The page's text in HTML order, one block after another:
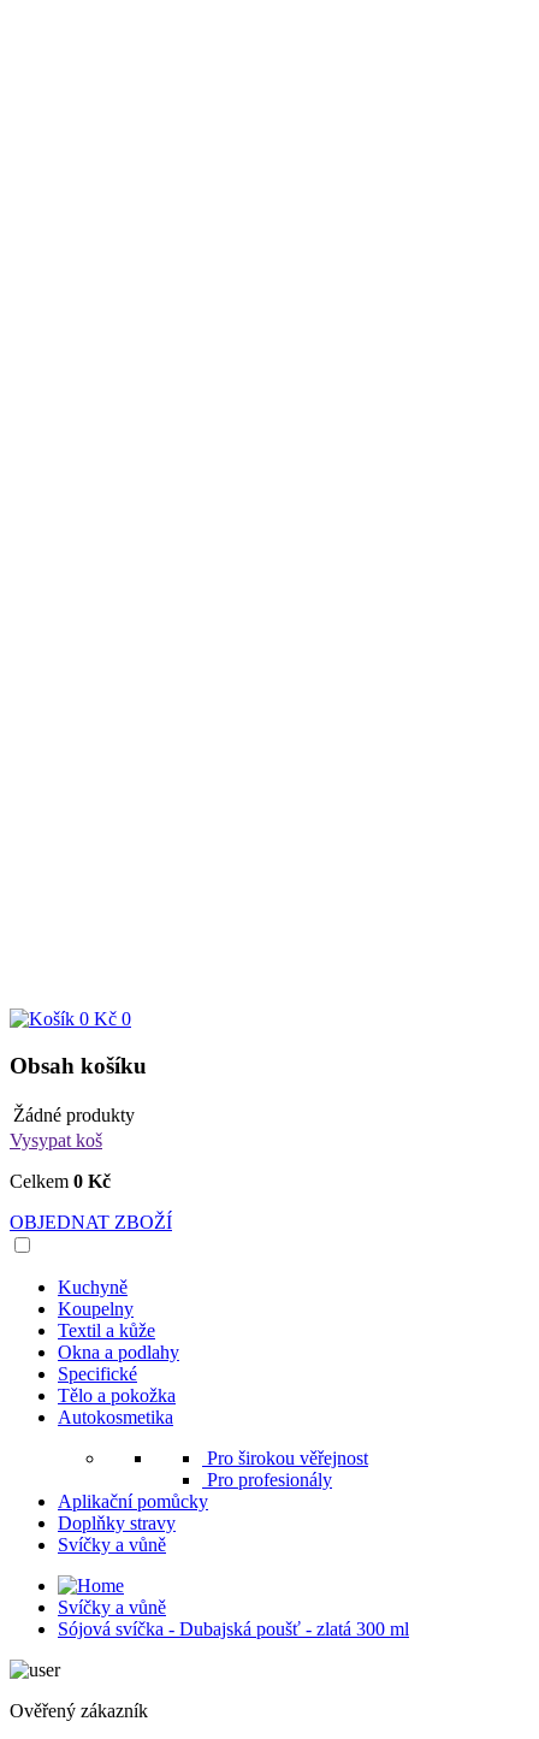
0 Kč 0
Obsah košíku
Žádné produkty
Vysypat koš
Celkem 0 Kč
OBJEDNAT ZBOŽÍ
Kuchyně
Koupelny
Textil a kůže
Okna a podlahy
Specifické
Tělo a pokožka
Autokosmetika
Pro širokou věřejnost
Pro profesionály
Aplikační pomůcky
Doplňky stravy
Svíčky a vůně
Svíčky a vůně
Sójová svíčka - Dubajská poušť - zlatá 300 ml
Ověřený zákazník